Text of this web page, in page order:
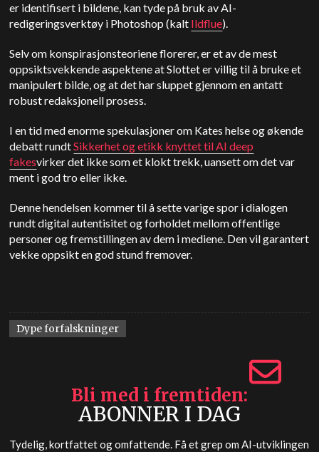
er identifisert i bildene, kan tyde på bruk av AI-
redigeringsverktøy i Photoshop (kalt Ildflue).
Selv om konspirasjonsteoriene florerer, er et av de mest
oppsiktsvekkende aspektene at Slottet er villig til å bruke et
manipulert bilde, og at det har sluppet gjennom en antatt
robust redaksjonell prosess.
I en tid med enorme spekulasjoner om Kates helse og økende
debatt rundtSikkerhet og etikk knyttet til AI deep
fakesvirker det ikke som et klokt trekk, uansett om det var
ment i god tro eller ikke.
Denne hendelsen kommer til å sette varige spor i dialogen
rundt digital autentisitet og forholdet mellom offentlige
personer og fremstillingen av dem i mediene. Den vil garantert
vekke oppsikt en god stund fremover.
Dype forfalskninger
Bli med i fremtiden
ABONNER I DAG
Tydelig, kortfattet og omfattende. Få et grep om AI-utviklingen